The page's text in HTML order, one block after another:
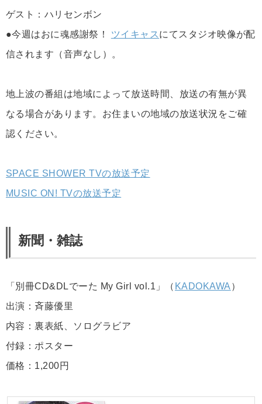
ゲスト：ハリセンボン
●今週はおに魂感謝祭！ ツイキャス にてスタジオ映像が配
信されます（音声なし）。
地上波の番組は地域によって放送時間、放送の有無が異
なる場合があります。お住まいの地域の放送状況をご確
認ください。
SPACE SHOWER TVの放送予定
MUSIC ON! TVの放送予定
新聞・雑誌
「別冊CD&DLでーた My Girl vol.1」（ KADOKAWA）
出演：斉藤優里
内容：裏表紙、ソログラビア
付録：ポスター
価格：1,200円